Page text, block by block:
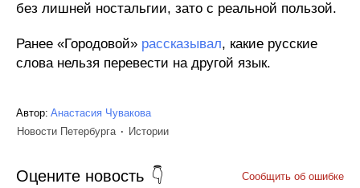
без лишней ностальгии, зато с реальной пользой.
Ранее «Городовой» рассказывал, какие русские
слова нельзя перевести на другой язык.
Автор: Анастасия Чувакова
Новости Петербурга
Истории
Оцените новость Сообщить об ошибке